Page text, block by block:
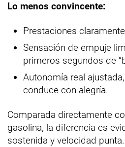
Lo menos convincente:
Prestaciones
Sensación de empuje
primeros segundos de
Autonomía real
conduce con alegría.
Comparada directamente
gasolina, la diferencia es
sostenida y velocidad